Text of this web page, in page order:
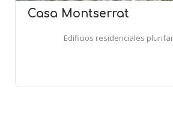
Casa Montserrat
Edificios residenciales